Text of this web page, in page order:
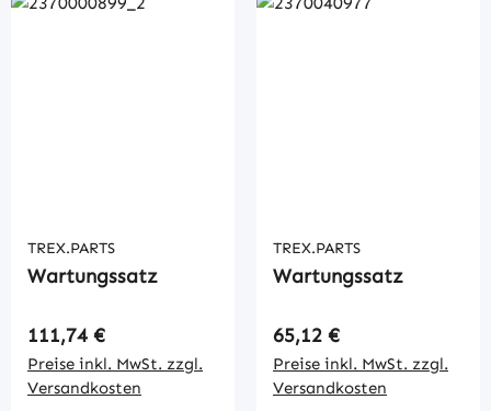
TREX.PARTS
Wartungssatz
Regulärer Preis:
111,74 €
Preise inkl. MwSt. zzgl.
Versandkosten
TREX.PARTS
Wartungssatz
Regulärer Preis:
65,12 €
Preise inkl. MwSt. zzgl.
Versandkosten